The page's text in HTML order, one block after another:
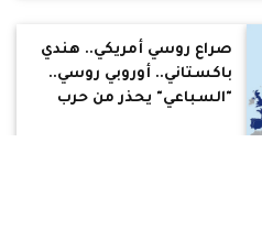
صراع روسي أمريكي.. هندي
باكستاني.. أوروبي روسي..
"السباعي" يحذر من حرب